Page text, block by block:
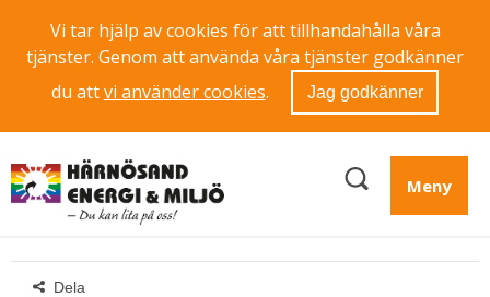
Vi tar hjälp av cookies för att tillhandahålla våra
tjänster. Genom att använda våra tjänster godkänner
du attvi använder cookies. Jag godkänner
Meny
Dela